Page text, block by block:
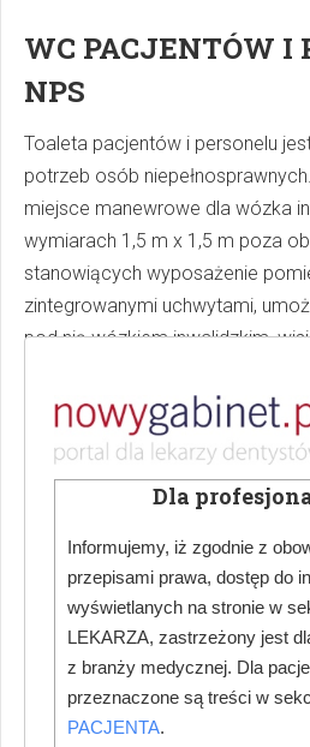
WC PACJENTÓW I
NPS
Toaleta pacjentów i personelu
potrzeb osób
miejsce manewrowe dla wózka
wymiarach 1,5 m x 1,5 m poza
stanowiących wyposażenie
zintegrowanymi uchwytami,
pod nią wózkiem inwalidzkim,
na transfer z wózka
przeciwległej stronie
kanalizacyjnego.
WARIANT 2
W tym wariancie
a w obu gabinetach może być
Dla
Informujemy, iż zgodnie z
przepisami prawa, dostęp do
wyświetlanych na stronie w
LEKARZA, zastrzeżony jest
z branży medycznej. Dla
przeznaczone są treści w
PACJENTA.